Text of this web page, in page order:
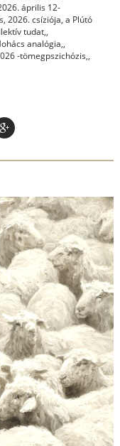
április 12-
, 2026. csíziója, a Plútó
tudat,,
analógia,,
-tömegpszichózis,,